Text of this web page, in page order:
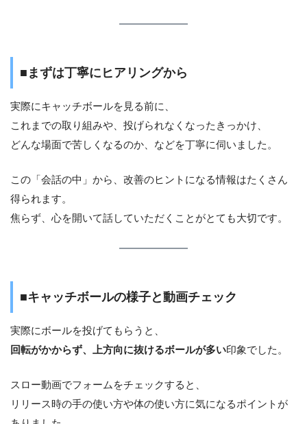
■まずは丁寧にヒアリングから
実際にキャッチボールを見る前に、
これまでの取り組みや、投げられなくなったきっかけ、
どんな場面で苦しくなるのか、などを丁寧に伺いました。
この「会話の中」から、改善のヒントになる情報はたくさん
得られます。
焦らず、心を開いて話していただくことがとても大切です。
■キャッチボールの様子と動画チェック
実際にボールを投げてもらうと、
回転がかからず、上方向に抜けるボールが多い印象でした。
スロー動画でフォームをチェックすると、
リリース時の手の使い方や体の使い方に気になるポイントが